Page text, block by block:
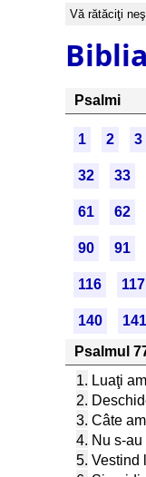
Vă rătăciţi
Psalmi
1 2 3
32 33
61 62
90 91
116 117
140 141
Psalmul
1. Luaţi
2.
3. Câte
4. Nu s-
5. Vestind